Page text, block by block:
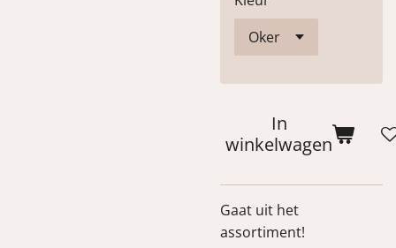
In
winkelwagen
Gaat uit het
assortiment!